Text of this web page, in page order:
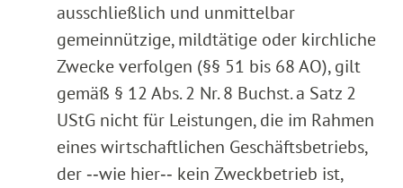
ausschließlich und unmittelbar
gemeinnützige, mildtätige oder kirchliche
Zwecke verfolgen (§§ 51 bis 68 AO), gilt
gemäß § 12 Abs. 2 Nr. 8 Buchst. a Satz 2
UStG nicht für Leistungen, die im Rahmen
eines wirtschaftlichen Geschäftsbetriebs,
der ‑‑wie hier‑‑ kein Zweckbetrieb ist,